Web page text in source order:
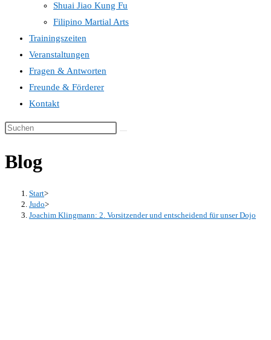
Shuai Jiao Kung Fu
Filipino Martial Arts
Trainingszeiten
Veranstaltungen
Fragen & Antworten
Freunde & Förderer
Kontakt
Blog
Start>
Judo>
Joachim Klingmann: 2. Vorsitzender und entscheidend für unser Dojo